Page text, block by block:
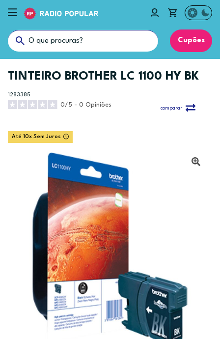
Cupões
TINTEIRO BROTHER LC 1100 HY BK
1283385
0/5 - 0 Opiniões
comparar
Até 10x Sem Juros